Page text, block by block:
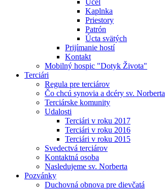
Účel
Kaplnka
Priestory
Patrón
Úcta svätých
Prijímanie hostí
Kontakt
Mobilný hospic "Dotyk Života"
Terciári
Regula pre terciárov
Čo chcú synovia a dcéry sv. Norberta
Terciárske komunity
Udalosti
Terciári v roku 2017
Terciári v roku 2016
Terciári v roku 2015
Svedectvá terciárov
Kontaktná osoba
Nasledujeme sv. Norberta
Pozvánky
Duchovná obnova pre dievčatá